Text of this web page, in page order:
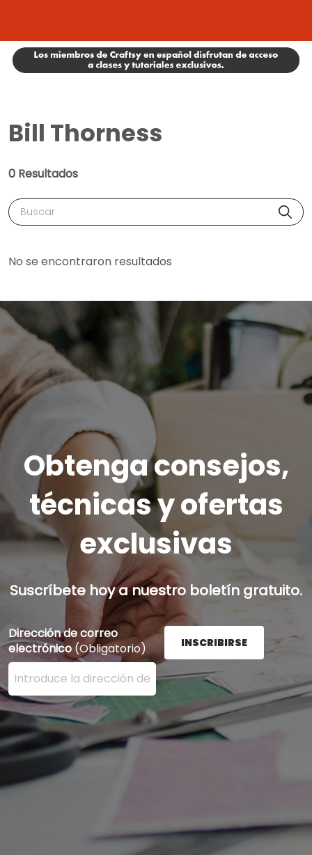
Bill Thorness
0 Resultados
Buscar
No se encontraron resultados
Obtenga consejos,
técnicas y ofertas
exclusivas
Suscríbete hoy a nuestro boletín gratuito.
Dirección de correo
electrónico (Obligatorio)
Ingrese su dirección de correo electrónico aquí y
INSCRIBIRSE